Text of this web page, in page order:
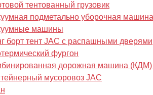
тентованный грузовик
подметально уборочная
машины
борт тент JAC с распашными дверями
фургон
дорожная машина
мусоровоз JAC